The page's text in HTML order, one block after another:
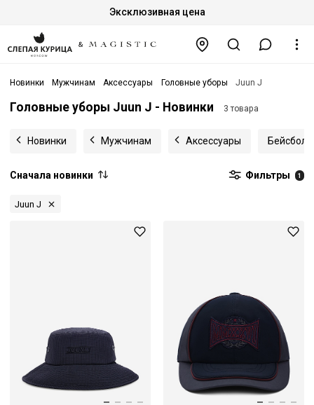
Эксклюзивная цена
Новинки Мужчинам Аксессуары Головные уборы Juun J
Головные уборы Juun J - Новинки 3 товара
Новинки Мужчинам Аксессуары
Сначала новинки Фильтры 1
Juun J